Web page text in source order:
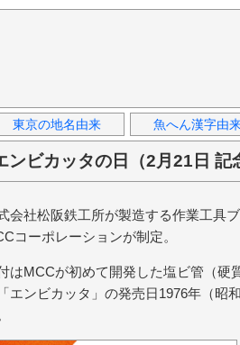
東京の地名由来 魚へん漢字由
ンビカッタの日（2月21日 記
会社松阪鉄工所が製造する作業工具
コーポレーションが制定。
はMCCが初めて開発した塩ビ管（硬
エンビカッタ」の発売日1976年（昭